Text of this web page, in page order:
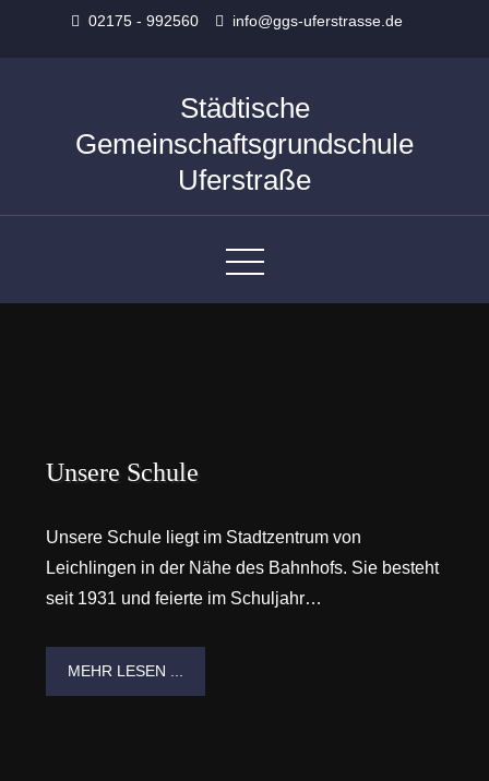
02175 - 992560 info@ggs-uferstrasse.de
Städtische
Gemeinschaftsgrundschule
Uferstraße
Unsere Schule
Unsere Schule liegt im Stadtzentrum von
Leichlingen in der Nähe des Bahnhofs. Sie besteht
seit 1931 und feierte im Schuljahr…
MEHR LESEN ...